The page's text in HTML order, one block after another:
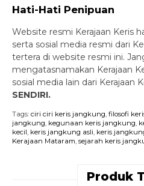
Hati-Hati Penipuan
Website resmi Kerajaan Keris
serta sosial media resmi dari
tertera di website resmi ini.
mengatasnamakan Kerajaan
sosial media lain dari Kerajaan
SENDIRI.
Tags: ciri ciri keris jangkung filosofi
jangkung kegunaan keris jangkung
kecil keris jangkung asli keris
Kerajaan Mataram sejarah keris
Produk